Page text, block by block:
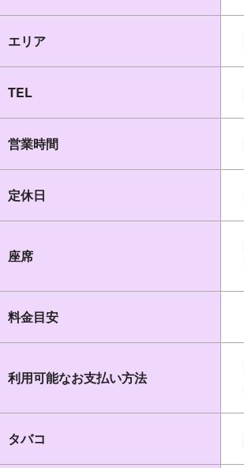
エリア
TEL
営業時間
定休日
座席
料金目安
利用可能なお支払い方法
タバコ